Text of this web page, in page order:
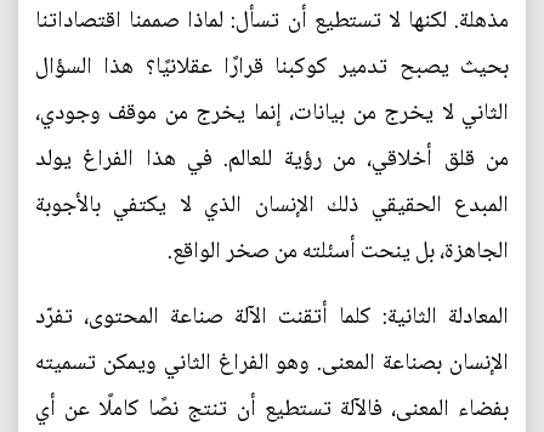
مذهلة. لكنها لا تستطيع أن تسأل: لماذا صممنا اقتصاداتنا
بحيث يصبح تدمير كوكبنا قرارًا عقلانيًا؟ هذا السؤال
الثاني لا يخرج من بيانات، إنما يخرج من موقف وجودي،
من قلق أخلاقي، من رؤية للعالم. في هذا الفراغ يولد
المبدع الحقيقي ذلك الإنسان الذي لا يكتفي بالأجوبة
الجاهزة، بل ينحت أسئلته من صخر الواقع.
المعادلة الثانية: كلما أتقنت الآلة صناعة المحتوى، تفرّد
الإنسان بصناعة المعنى. وهو الفراغ الثاني ويمكن تسميته
بفضاء المعنى، فالآلة تستطيع أن تنتج نصًا كاملًا عن أي